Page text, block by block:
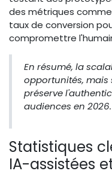
des métriques
taux de conversion
compromettre
En résumé, la
opportunités,
préserve
audiences en 2026.
Statistiques
IA-assistées